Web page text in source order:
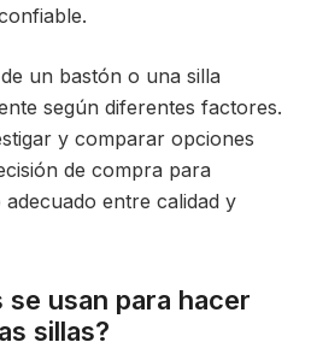
un bastón o una silla
según diferentes factores.
y comparar opciones
de compra para
entre calidad y
se usan para hacer
sillas?